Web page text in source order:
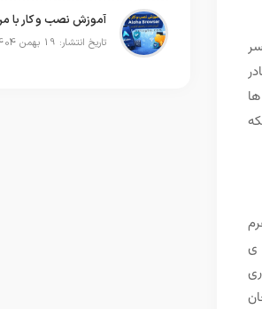
ی
تاریخ انتشار: 19 بهمن 1404